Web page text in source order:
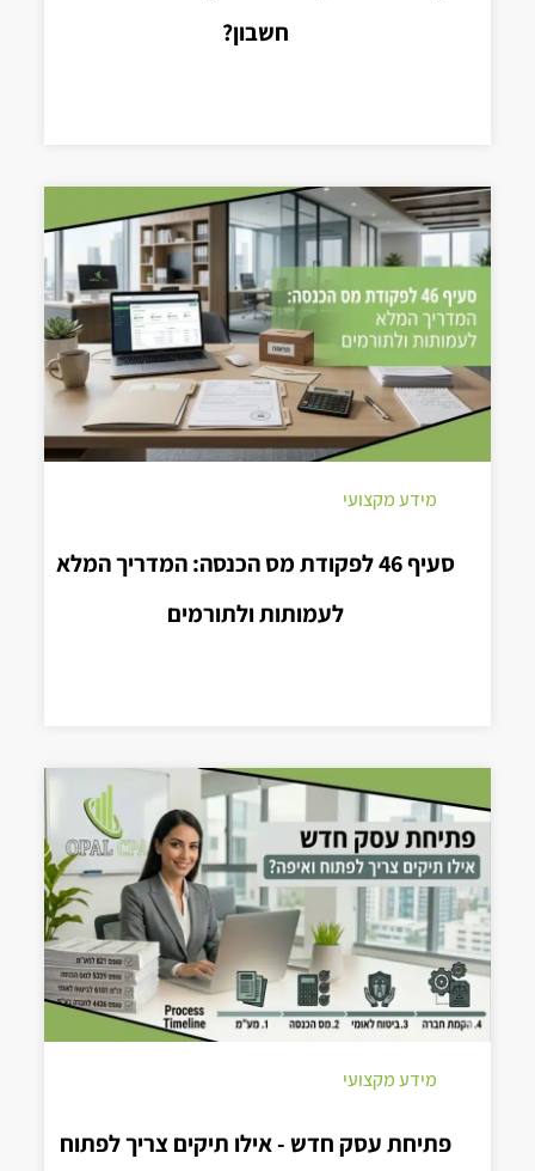
חשבון?
מידע מקצועי
סעיף 46 לפקודת מס הכנסה: המדריך המלא
לעמותות ולתורמים
מידע מקצועי
פתיחת עסק חדש - אילו תיקים צריך לפתוח